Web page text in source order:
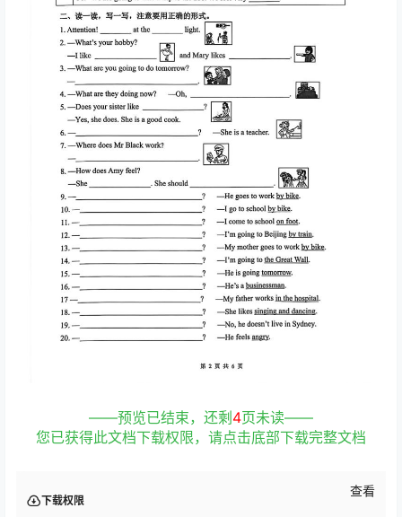
——预览已结束，还剩 4页未读——
您已获得此文档下载权限，请点击底部下载完整文档
下载权限
查看